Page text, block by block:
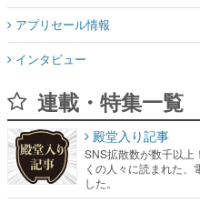
アプリセール情報
インタビュー
連載・特集一覧
殿堂入り記事
SNS拡散数が数千以上
くの人々に読まれた、
した。